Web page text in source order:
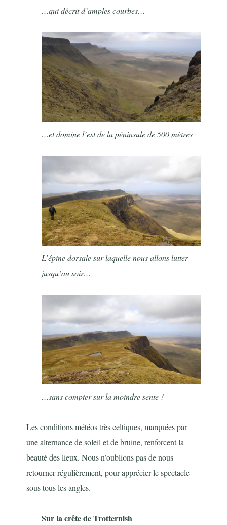
…qui décrit d’amples courbes…
…et domine l’est de la péninsule de 500 mètres
L’épine dorsale sur laquelle nous allons lutter
jusqu’au soir…
…sans compter sur la moindre sente !
Les conditions météos très celtiques, marquées par
une alternance de soleil et de bruine, renforcent la
beauté des lieux. Nous n’oublions pas de nous
retourner régulièrement, pour apprécier le spectacle
sous tous les angles.
Sur la crête de Trotternish